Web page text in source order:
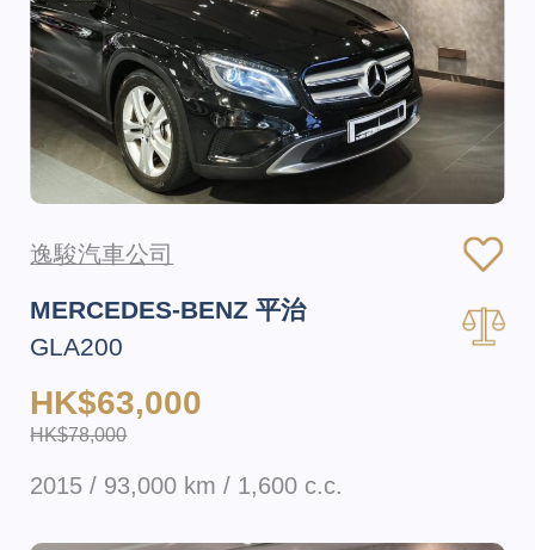
逸駿汽車公司
MERCEDES-BENZ 平治
GLA200
HK$63,000
HK$78,000
2015 / 93,000 km / 1,600 c.c.